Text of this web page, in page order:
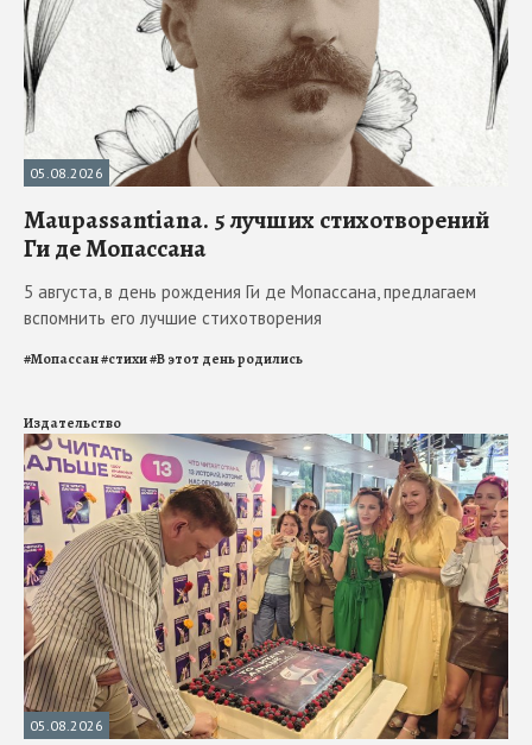
05.08.2026
Maupassantiana. 5 лучших стихотворений
Ги де Мопассана
5 августа, в день рождения Ги де Мопассана, предлагаем
вспомнить его лучшие стихотворения
#Мопассан#стихи#В этот день родились
Издательство
05.08.2026